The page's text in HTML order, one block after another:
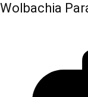
Wolbachia